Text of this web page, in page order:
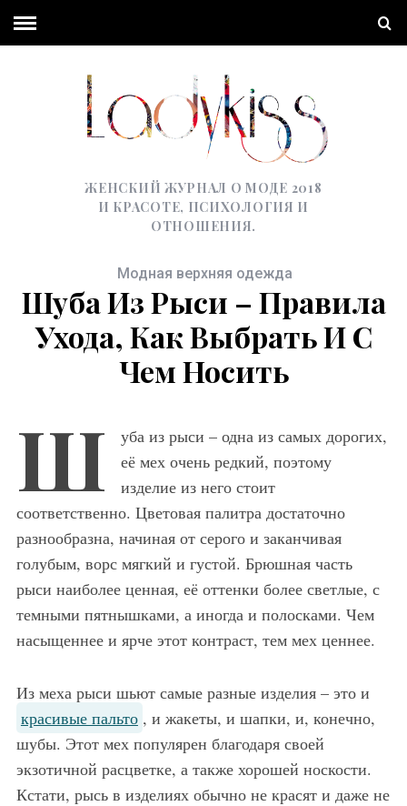
ЖЕНСКИЙ ЖУРНАЛ О МОДЕ 2018
И КРАСОТЕ, ПСИХОЛОГИЯ И
ОТНОШЕНИЯ.
Модная верхняя одежда
Шуба Из Рыси – Правила
Ухода, Как Выбрать И С
Чем Носить
Ш
уба из рыси – одна из самых дорогих,
её мех очень редкий, поэтому
изделие из него стоит
соответственно. Цветовая палитра достаточно
разнообразна, начиная от серого и заканчивая
голубым, ворс мягкий и густой. Брюшная часть
рыси наиболее ценная, её оттенки более светлые, с
темными пятнышками, а иногда и полосками. Чем
насыщеннее и ярче этот контраст, тем мех ценнее.
Из меха рыси шьют самые разные изделия – это и
красивые пальто , и жакеты, и шапки, и, конечно,
шубы. Этот мех популярен благодаря своей
экзотичной расцветке, а также хорошей носкости.
Кстати, рысь в изделиях обычно не красят и даже не